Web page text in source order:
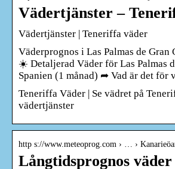
Vädertjänster –
Vädertjänster | Teneriffa väder
Väderprognos i Las Palmas de Gran
☀️ Detaljerad Väder för Las Palmas
Spanien (1 månad) ➦ Vad är det för
Teneriffa Väder | Se vädret på
vädertjänster
http s://www.meteoprog.com › … ›
Långtidsprognos